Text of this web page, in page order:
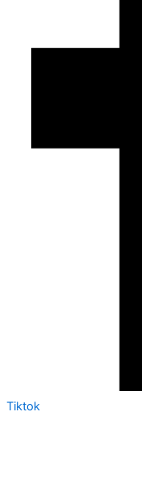
Tiktok